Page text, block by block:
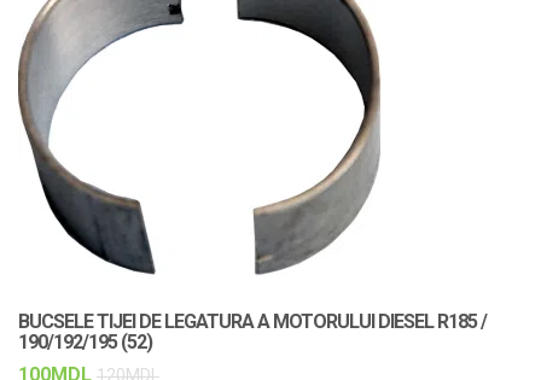
BUCSELE TIJEI DE LEGATURA A MOTORULUI DIESEL R185 /
190/192/195 (52)
100MDL 120MDL